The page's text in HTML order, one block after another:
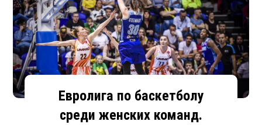
Евролига по баскетболу
среди женских команд.